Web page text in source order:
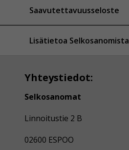
Saavutettavuusseloste
Lisätietoa Selkosanomista
Yhteystiedot:
Selkosanomat
Linnoitustie 2 B
02600 ESPOO